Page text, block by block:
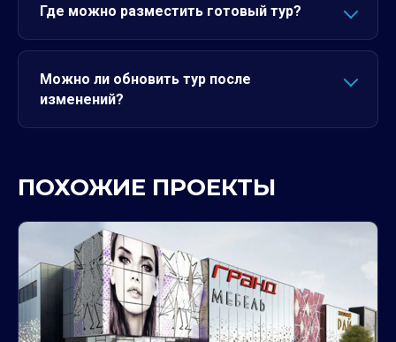
Где можно разместить готовый тур?
Можно ли обновить тур после
изменений?
ПОХОЖИЕ ПРОЕКТЫ